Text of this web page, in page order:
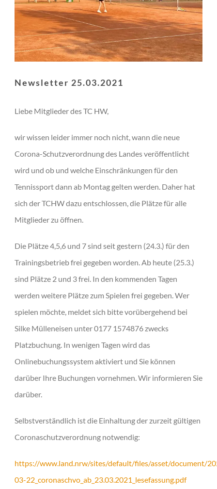
Newsletter 25.03.2021
Liebe Mitglieder des TC HW,
wir wissen leider immer noch nicht, wann die neue
Corona-Schutzverordnung des Landes veröffentlicht
wird und ob und welche Einschränkungen für den
Tennissport dann ab Montag gelten werden. Daher hat
sich der TCHW dazu entschlossen, die Plätze für alle
Mitglieder zu öffnen.
Die Plätze 4,5,6 und 7 sind seit gestern (24.3.) für den
Trainingsbetrieb frei gegeben worden. Ab heute (25.3.)
sind Plätze 2 und 3 frei. In den kommenden Tagen
werden weitere Plätze zum Spielen frei gegeben. Wer
spielen möchte, meldet sich bitte vorübergehend bei
Silke Mülleneisen unter 0177 1574876 zwecks
Platzbuchung. In wenigen Tagen wird das
Onlinebuchungssystem aktiviert und Sie können
darüber Ihre Buchungen vornehmen. Wir informieren Sie
darüber.
Selbstverständlich ist die Einhaltung der zurzeit gültigen
Coronaschutzverordnung notwendig:
https://www.land.nrw/sites/default/files/asset/document/
03-22_coronaschvo_ab_23.03.2021_lesefassung.pdf